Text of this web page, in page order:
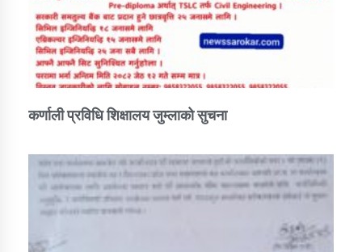
कर्णाली प्रविधि शिक्षालय जुम्लाको सुचना